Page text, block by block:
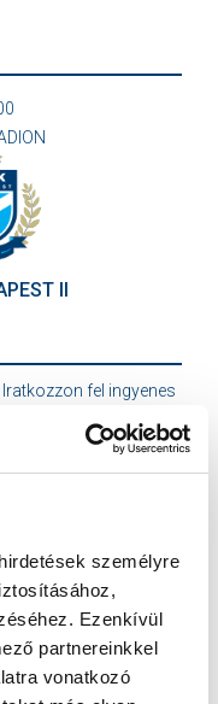
személyre
Ezenkívül
partnereinkkel
vonatkozó
II
fel ingyenes
tájékoztatót!